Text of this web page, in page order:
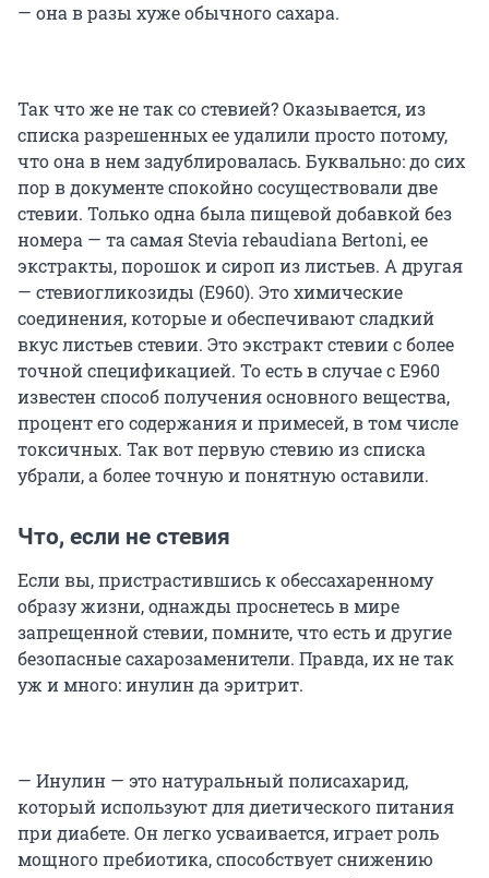
— она в разы хуже обычного сахара.
Так что же не так со стевией? Оказывается, из
списка разрешенных ее удалили просто потому,
что она в нем задублировалась. Буквально: до сих
пор в документе спокойно сосуществовали две
стевии. Только одна была пищевой добавкой без
номера — та самая Stevia rebaudiana Bertoni, ее
экстракты, порошок и сироп из листьев. А другая
— стевиогликозиды (Е960). Это химические
соединения, которые и обеспечивают сладкий
вкус листьев стевии. Это экстракт стевии с более
точной спецификацией. То есть в случае с Е960
известен способ получения основного вещества,
процент его содержания и примесей, в том числе
токсичных. Так вот первую стевию из списка
убрали, а более точную и понятную оставили.
Что, если не стевия
Если вы, пристрастившись к обессахаренному
образу жизни, однажды проснетесь в мире
запрещенной стевии, помните, что есть и другие
безопасные сахарозаменители. Правда, их не так
уж и много: инулин да эритрит.
— Инулин — это натуральный полисахарид,
который используют для диетического питания
при диабете. Он легко усваивается, играет роль
мощного пребиотика, способствует снижению